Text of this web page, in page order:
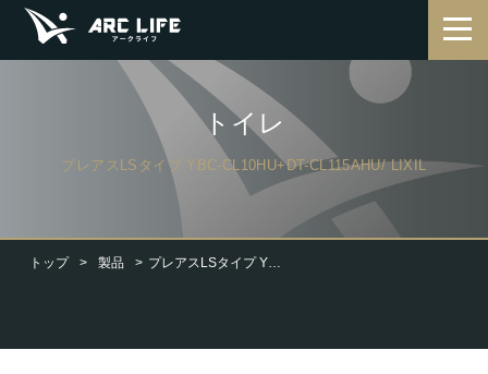
トップ 製品 プレアスLSタイプ YBC-CL10HU+DT-CL115AHU
トイレ
プレアスLSタイプ YBC-CL10HU+DT-CL115AHU/ LIXIL